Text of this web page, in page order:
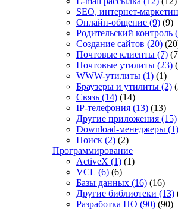
SEO, интернет-
Онлайн-общение (9) (9)
Родительский контроль
Создание сайтов (20)
Почтовые клиенты (7)
Почтовые утилиты (23)
WWW-утилиты (1) (1)
Браузеры и утилиты (2)
Связь (14) (14)
IP-телефония (13) (13)
Другие приложения (15)
Download-менеджеры (1)
Поиск (2) (2)
Программирование
ActiveX (1) (1)
VCL (6) (6)
Базы данных (16) (16)
Другие библиотеки (13)
Разработка ПО (90) (90)